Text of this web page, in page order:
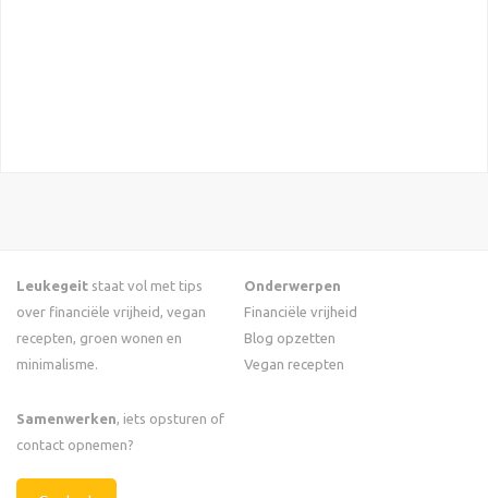
Leukegeit staat vol met tips
over financiële vrijheid, vegan
recepten, groen wonen en
minimalisme.
Samenwerken, iets opsturen of
contact opnemen?
Onderwerpen
Financiële vrijheid
Blog opzetten
Vegan recepten